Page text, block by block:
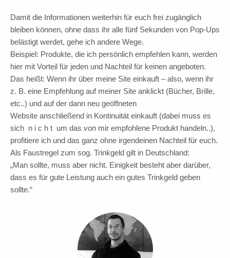
Damit die Informationen weiterhin für euch frei zugänglich
bleiben können, ohne dass ihr alle fünf Sekunden von Pop-Ups
belästigt werdet, gehe ich andere Wege.
Beispiel: Produkte, die ich persönlich empfehlen kann, werden
hier mit Vorteil für jeden und Nachteil für keinen angeboten.
Das heißt: Wenn ihr über meine Site einkauft – also, wenn ihr
z. B. eine Empfehlung auf meiner Site anklickt (Bücher, Brille,
etc..) und auf der dann neu geöffneten
Website anschließend in Kontinuität einkauft (dabei muss es
sich n i c h t um das von mir empfohlene Produkt handeln..),
profitiere ich und das ganz ohne irgendeinen Nachteil für euch.
Als Faustregel zum sog. Trinkgeld gilt in Deutschland:
„Man sollte, muss aber nicht. Einigkeit besteht aber darüber,
dass es für gute Leistung auch ein gutes Trinkgeld geben
sollte.“